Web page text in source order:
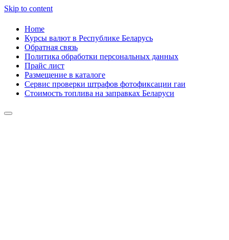
Skip to content
Home
Курсы валют в Республике Беларусь
Обратная связь
Политика обработки персональных данных
Прайс лист
Размещение в каталоге
Сервис проверки штрафов фотофиксации гаи
Стоимость топлива на заправках Беларуси